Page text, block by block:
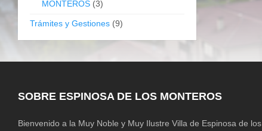
MONTEROS (3)
Trámites y Gestiones (9)
SOBRE ESPINOSA DE LOS MONTEROS
Bienvenido a la Muy Noble y Muy Ilustre Villa de Espinosa de los